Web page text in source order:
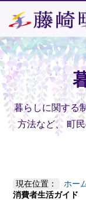
暮らしに関する
方法など、 町
現在位置： ホー
消費者生活ガイド